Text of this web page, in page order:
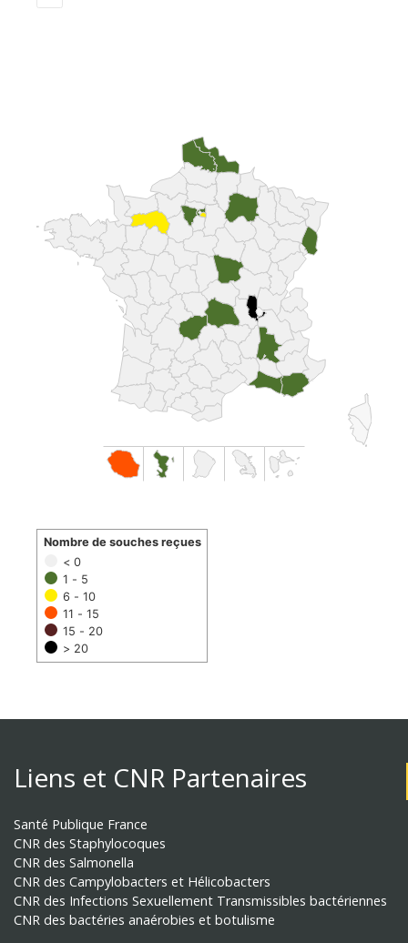
< 0
1 - 5
6 - 10
11 - 15
15 - 20
> 20
Nombre de souches reçues
Liens et CNR Partenaires
Santé Publique France
CNR des Staphylocoques
CNR des Salmonella
CNR des Campylobacters et Hélicobacters
CNR des Infections Sexuellement Transmissibles bactériennes
CNR des bactéries anaérobies et botulisme